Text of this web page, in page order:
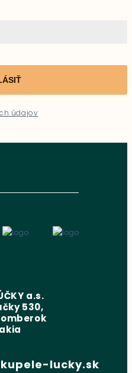
údajov
a.s.
530,
lucky.sk